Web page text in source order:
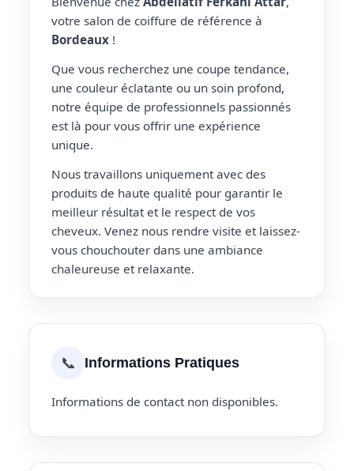
votre salon de coiffure de référence à
Bordeaux !
Que vous recherchez une coupe tendance,
une couleur éclatante ou un soin profond,
notre équipe de professionnels passionnés
est là pour vous offrir une expérience
unique.
Nous travaillons uniquement avec des
produits de haute qualité pour garantir le
meilleur résultat et le respect de vos
cheveux. Venez nous rendre visite et laissez-
vous chouchouter dans une ambiance
chaleureuse et relaxante.
📞 Informations Pratiques
Informations de contact non disponibles.